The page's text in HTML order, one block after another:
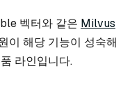
벡터와 같은 Milvus
이 해당 기능이 성숙해
라인입니다.